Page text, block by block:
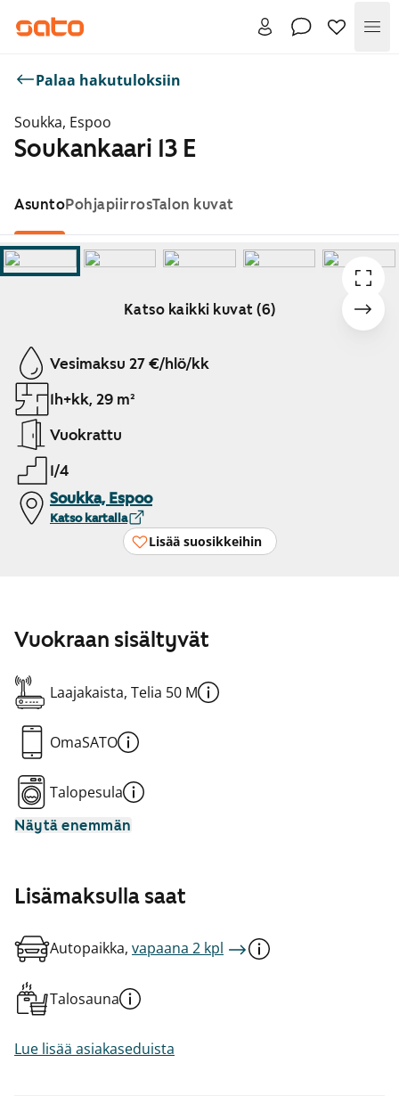
Palaa hakutuloksiin
Soukka, Espoo
Soukankaari 13 E
AsuntoPohjapiirrosTalon kuvat
Katso kaikki kuvat (6)
Näytetään dia 1 / 6
Vesimaksu 27 €/hlö/kk
1h+kk, 29 m²
Vuokrattu
1/4
Soukka, Espoo
Katso kartalla
Lisää suosikkeihin
Vuokraan sisältyvät
Laajakaista, Telia 50 M
OmaSATO
Talopesula
Näytä enemmän
Lisämaksulla saat
Autopaikka, vapaana 2 kpl
Talosauna
Lue lisää asiakaseduista